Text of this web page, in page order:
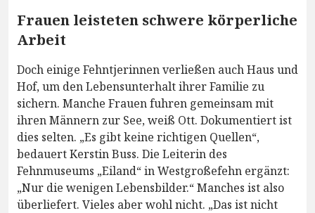
Frauen leisteten schwere körperliche
Arbeit
Doch einige Fehntjerinnen verließen auch Haus und
Hof, um den Lebensunterhalt ihrer Familie zu
sichern. Manche Frauen fuhren gemeinsam mit
ihren Männern zur See, weiß Ott. Dokumentiert ist
dies selten. „Es gibt keine richtigen Quellen“,
bedauert Kerstin Buss. Die Leiterin des
Fehnmuseums „Eiland“ in Westgroßefehn ergänzt:
„Nur die wenigen Lebensbilder.“ Manches ist also
überliefert. Vieles aber wohl nicht. „Das ist nicht